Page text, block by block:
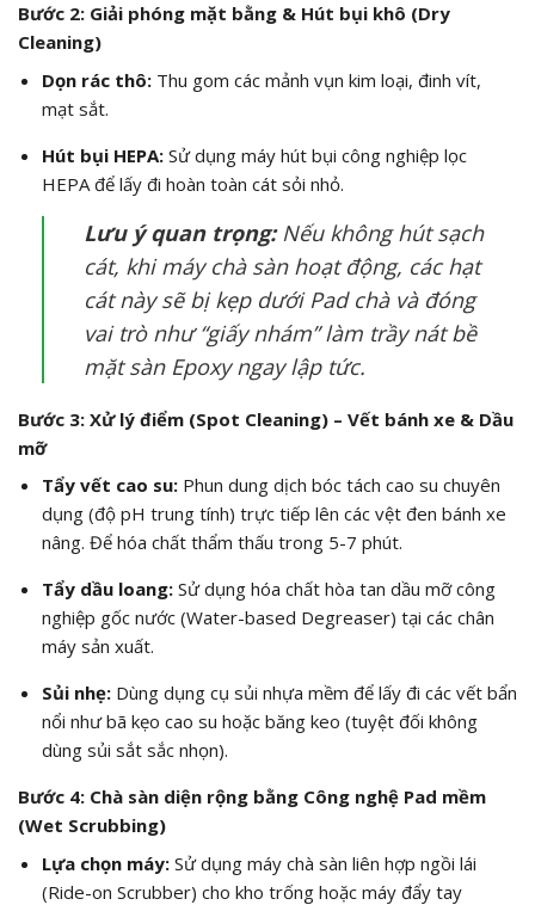
Bước 2: Giải phóng mặt bằng & Hút bụi khô (Dry
Cleaning)
Dọn rác thô:Thu gom các mảnh vụn kim loại, đinh vít,
mạt sắt.
Hút bụi HEPA:Sử dụng máy hút bụi công nghiệp lọc
HEPA để lấy đi hoàn toàn cát sỏi nhỏ.
Lưu ý quan trọng:Nếu không hút sạch
cát, khi máy chà sàn hoạt động, các hạt
cát này sẽ bị kẹp dưới Pad chà và đóng
vai trò như “giấy nhám” làm trầy nát bề
mặt sàn Epoxy ngay lập tức.
Bước 3: Xử lý điểm (Spot Cleaning) – Vết bánh xe & Dầu
mỡ
Tẩy vết cao su:Phun dung dịch bóc tách cao su chuyên
dụng (độ pH trung tính) trực tiếp lên các vệt đen bánh xe
nâng. Để hóa chất thẩm thấu trong 5-7 phút.
Tẩy dầu loang:Sử dụng hóa chất hòa tan dầu mỡ công
nghiệp gốc nước (Water-based Degreaser) tại các chân
máy sản xuất.
Sủi nhẹ:Dùng dụng cụ sủi nhựa mềm để lấy đi các vết bẩn
nổi như bã kẹo cao su hoặc băng keo (tuyệt đối không
dùng sủi sắt sắc nhọn).
Bước 4: Chà sàn diện rộng bằng Công nghệ Pad mềm
(Wet Scrubbing)
Lựa chọn máy:Sử dụng máy chà sàn liên hợp ngồi lái
(Ride-on Scrubber) cho kho trống hoặc máy đẩy tay